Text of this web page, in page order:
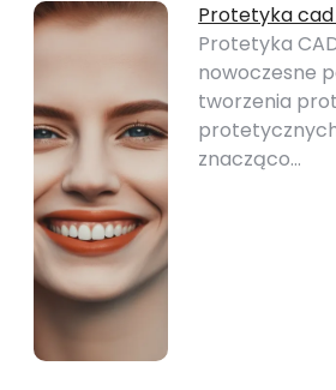
Protetyka cad
Protetyka
nowoczesne
tworzenia
znacząco…